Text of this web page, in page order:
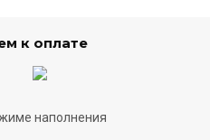
к оплате
наполнения